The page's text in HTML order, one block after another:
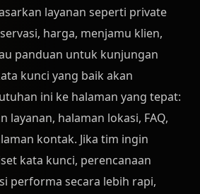
layanan seperti private
harga, menjamu klien,
panduan untuk kunjungan
kunci yang baik akan
ini ke halaman yang tepat:
layanan, halaman lokasi, FAQ,
kontak. Jika tim ingin
kata kunci, perencanaan
performa secara lebih rapi,